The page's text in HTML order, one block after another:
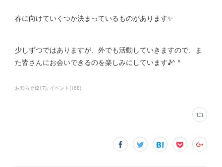
春に向けていくつか決まっているものがあります✨
少しずつではありますが、外でも活動していきますので、ま
た皆さんにお会いできるのを楽しみにしています♪^ ^
お知らせ(217) イベント (168)